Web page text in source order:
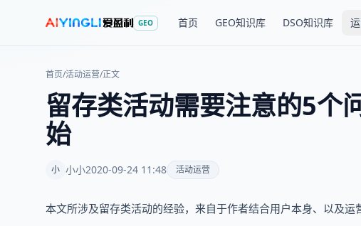
GEO 首页 GEO知识库 DSO知识库
首页/活动运营/正文
留存类活动需要注意的5个
始
小 小小2020-09-24 11:48 活动运营
本文所涉及留存类活动的经验，来自于作者结合用户本身、以及